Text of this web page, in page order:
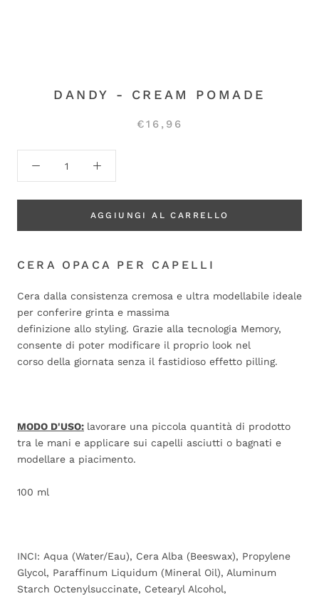
DANDY - CREAM POMADE
€16,96
AGGIUNGI AL CARRELLO
CERA OPACA PER CAPELLI
Cera dalla consistenza cremosa e ultra modellabile ideale
per conferire grinta e massima
definizione allo styling. Grazie alla tecnologia Memory,
consente di poter modificare il proprio look nel
corso della giornata senza il fastidioso effetto pilling.
MODO D'USO: lavorare una piccola quantità di prodotto
tra le mani e applicare sui capelli asciutti o bagnati e
modellare a piacimento.
100 ml
INCI: Aqua (Water/Eau), Cera Alba (Beeswax), Propylene
Glycol, Paraffinum Liquidum (Mineral Oil), Aluminum
Starch Octenylsuccinate, Cetearyl Alcohol,